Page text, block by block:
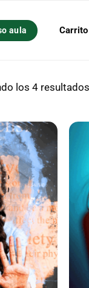
aula
los 4 resultados